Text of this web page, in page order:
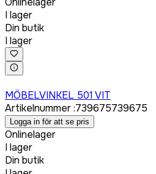
I lager
Din butik
I lager
MÖBELVINKEL 501 VIT
Artikelnummer:739675739675
Logga in för att se pris
Onlinelager
I lager
Din butik